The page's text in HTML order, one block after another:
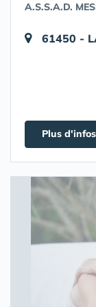
A.S.S.A.D.
61450 -
Plus d'infos